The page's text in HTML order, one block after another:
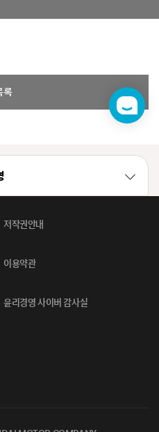
록
챗
봇
저작권안내
이용약관
윤리경영 사이버 감사실